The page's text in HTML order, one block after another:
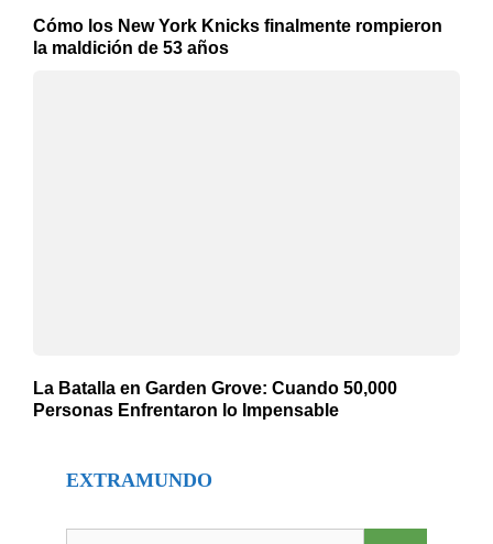
Cómo los New York Knicks finalmente rompieron
la maldición de 53 años
La Batalla en Garden Grove: Cuando 50,000
Personas Enfrentaron lo Impensable
EXTRAMUNDO